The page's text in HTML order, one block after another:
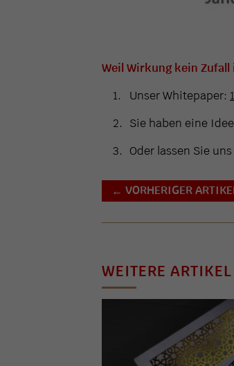
Weil Wirkung kein
Unser Whitepaper:
Sie haben eine
Oder lassen Sie
← VORHERIGER
WEITERE